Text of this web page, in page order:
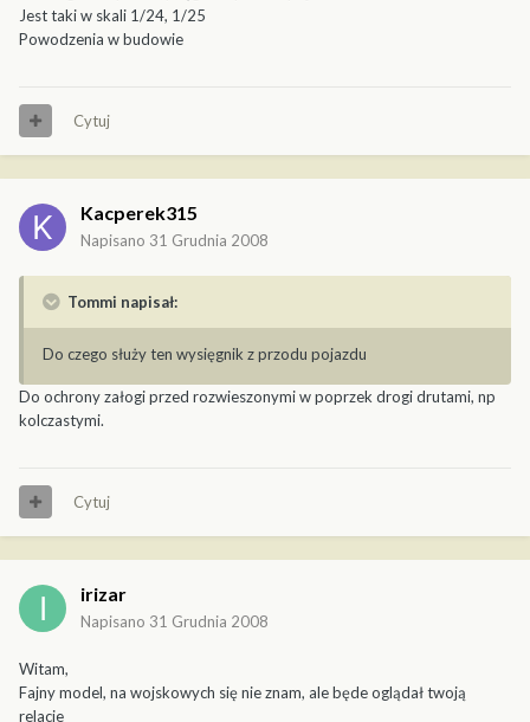
Jest taki w skali 1/24, 1/25
Powodzenia w budowie
Cytuj
Kacperek315
Napisano 31 Grudnia 2008
Tommi napisał:
Do czego służy ten wysięgnik z przodu pojazdu
Do ochrony załogi przed rozwieszonymi w poprzek drogi drutami, np
kolczastymi.
Cytuj
irizar
Napisano 31 Grudnia 2008
Witam,
Fajny model, na wojskowych się nie znam, ale będe oglądał twoją
relacje